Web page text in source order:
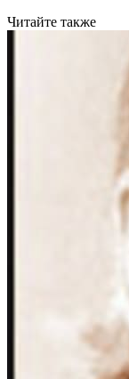
Читайте также